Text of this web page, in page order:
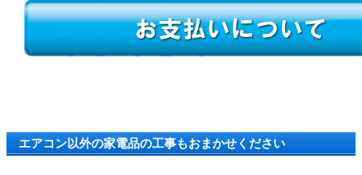
エアコン以外の家電品の工事もおまかせください